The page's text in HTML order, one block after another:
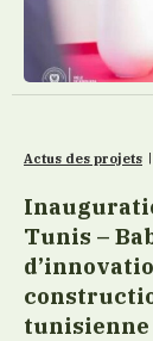
Actus des projets |
Tunis –
tunisienne